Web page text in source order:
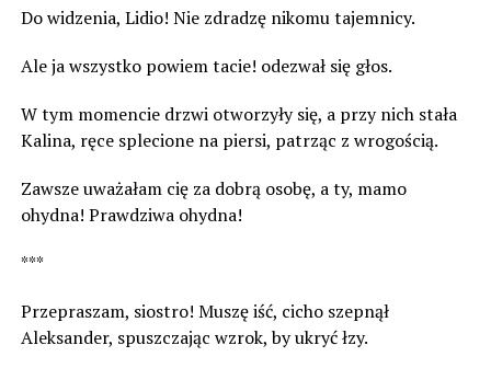
Do widzenia, Lidio! Nie zdradzę nikomu tajemnicy.
Ale ja wszystko powiem tacie! odezwał się głos.
W tym momencie drzwi otworzyły się, a przy nich stała
Kalina, ręce splecione na piersi, patrząc z wrogością.
Zawsze uważałam cię za dobrą osobę, a ty, mamo
ohydna! Prawdziwa ohydna!
***
Przepraszam, siostro! Muszę iść, cicho szepnął
Aleksander, spuszczając wzrok, by ukryć łzy.